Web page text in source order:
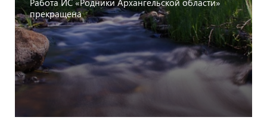
Работа ИС «Родники Архангельской области»
прекращена